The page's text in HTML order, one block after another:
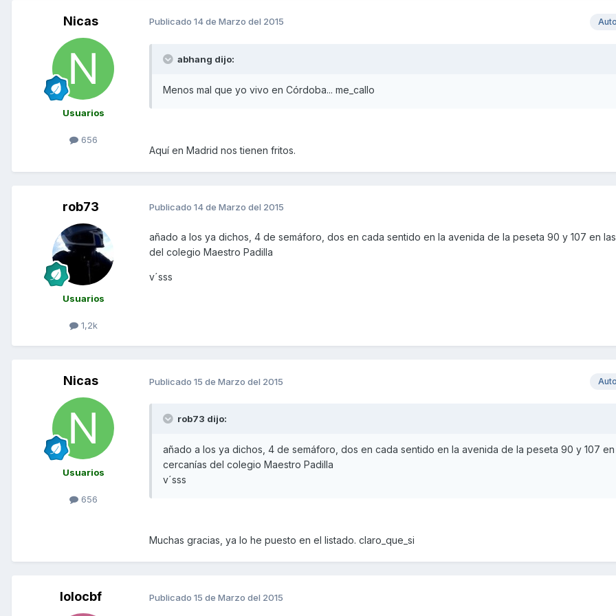
Nicas
Usuarios
656
Publicado 14 de Marzo del 2015
abhang dijo:
Menos mal que yo vivo en Córdoba... me_callo
Aquí en Madrid nos tienen fritos.
rob73
Usuarios
1,2k
Publicado 14 de Marzo del 2015
añado a los ya dichos, 4 de semáforo, dos en cada sentido en la avenida de la peseta 90 y 107 en
del colegio Maestro Padilla
v´sss
Nicas
Usuarios
656
Publicado 15 de Marzo del 2015
rob73 dijo:
añado a los ya dichos, 4 de semáforo, dos en cada sentido en la avenida de la peseta 90 y 107 en
cercanías del colegio Maestro Padilla
v´sss
Muchas gracias, ya lo he puesto en el listado. claro_que_si
lolocbf Publicado 15 de Marzo del 2015